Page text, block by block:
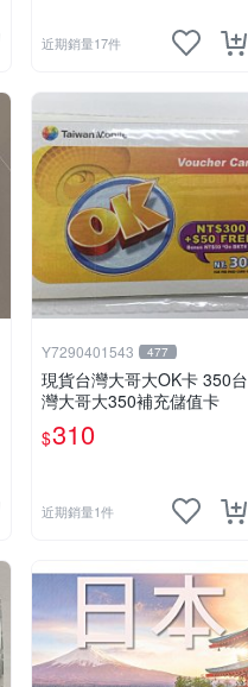
近期銷量17件
Y7290401543 477
現貨台灣大哥大OK卡 350台
灣大哥大350補充儲值卡
$310
近期銷量1件